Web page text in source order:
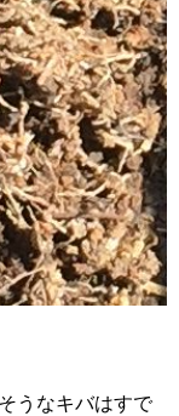
うなキバはすで